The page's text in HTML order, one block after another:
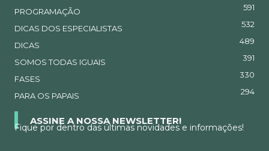
PROGRAMAÇÃO 591
DICAS DOS ESPECIALISTAS 532
DICAS 489
SOMOS TODAS IGUAIS 391
FASES 330
PARA OS PAPAIS 294
ASSINE A NOSSA NEWSLETTER!
Fique por dentro das últimas novidades e informações!